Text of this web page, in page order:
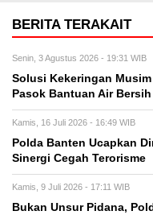
BERITA TERAKAIT
Senin, 3 Agustus 2026 - 19:31 WIB
Solusi Kekeringan
Pasok Bantuan Air
Kamis, 16 Juli 2026 - 16:49 WIB
Polda Banten Ucapkan
Sinergi Cegah Terorisme
Kamis, 9 Juli 2026 - 17:11 WIB
Bukan Unsur Pidana,